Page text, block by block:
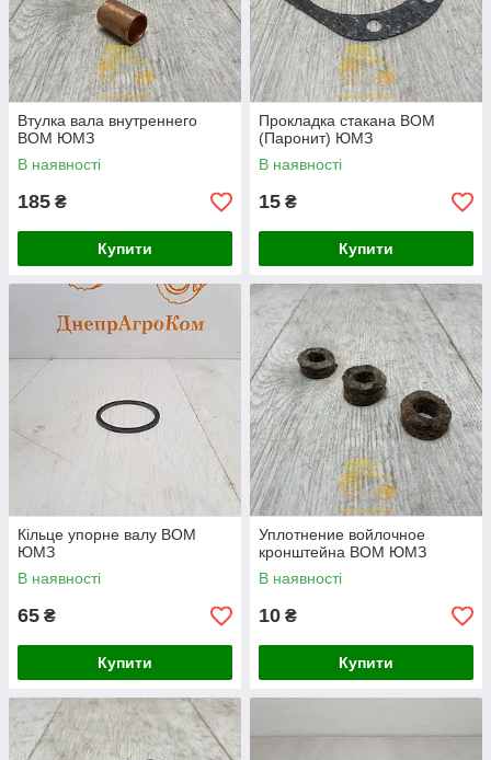
Втулка вала внутреннего
ВОМ ЮМЗ
В наявності
185 ₴
Купити
Прокладка стакана ВОМ
(Паронит) ЮМЗ
В наявності
15 ₴
Купити
Кільце упорне валу ВОМ
ЮМЗ
В наявності
65 ₴
Купити
Уплотнение войлочное
кронштейна ВОМ ЮМЗ
В наявності
10 ₴
Купити